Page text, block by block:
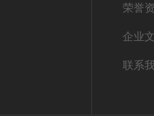
荣誉
企业
联系